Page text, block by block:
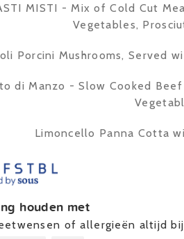
MISTI - Mix of Cold Cut
Vegetables,
Porcini Mushrooms, Served
di Manzo - Slow Cooked
Limoncello Panna Cotta
houden met
of allergieën altijd bij